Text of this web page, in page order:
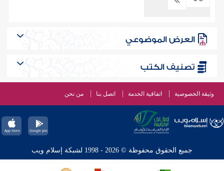
العرض الموضوعي
تصنيف الكتب
وثيقة الخصوصية اتفاقية الخدمة اتصل بنا من نحن
جميع الحقوق محفوظة © 2026 - 1998 لشبكة إسلام ويب